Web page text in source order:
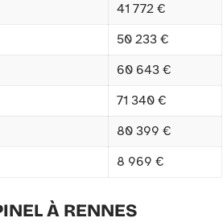
41 772 €
50 233 €
60 643 €
71 340 €
80 399 €
8 969 €
À RENNES